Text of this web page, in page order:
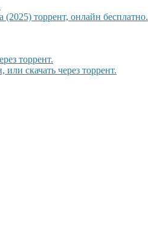
торрент, онлайн бесплатно.
торрент.
скачать через торрент.